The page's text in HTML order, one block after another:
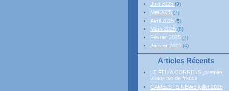
Juin 2025 (9)
Mai 2025 (7)
Avril 2025 (5)
Mars 2025 (8)
Février 2025 (7)
Janvier 2025 (4)
Articles Récents
LE FEU A CORRENS ,premier
village bio de france
CAMELS ' S NEWS juillet 2026